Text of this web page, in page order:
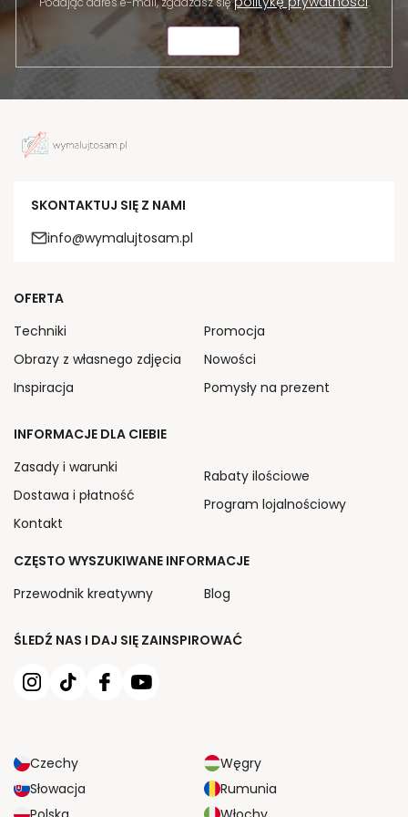
SKONTAKTUJ SIĘ Z NAMI
info@wymalujtosam.pl
ŚLEDŹ NAS I DAJ SIĘ ZAINSPIROWAĆ
Czechy
Węgry
Słowacja
Rumunia
OFERTA
Techniki
Obrazy z własnego zdjęcia
Inspiracja
Promocja
Nowości
Pomysły na prezent
INFORMACJE DLA CIEBIE
Zasady i warunki
Dostawa i płatność
Kontakt
Rabaty ilościowe
Program lojalnościowy
CZĘSTO WYSZUKIWANE INFORMACJE
Przewodnik kreatywny
Blog